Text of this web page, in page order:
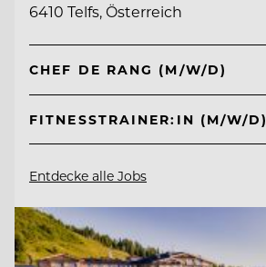
6410 Telfs, Österreich
CHEF DE RANG (M/W/D)
FITNESSTRAINER:IN (M/W/D)
Entdecke alle Jobs